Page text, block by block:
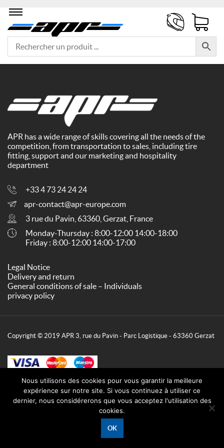
APR has a wide range of skills covering all the needs of the
competition, from transportation to sales, including tire
fitting, support and our marketing and hospitality
department
+33 4 73 24 24 24
apr-contact@apr-europe.com
3 rue du Pavin, 63360, Gerzat, France
Monday-Thursday : 8:00-12:00 14:00-18:00
Friday : 8:00-12:00 14:00-17:00
Legal Notice
Delivery and return
General conditions of sale – Individuals
privacy policy
Copyright © 2019 APR 3, rue du Pavin - Parc Logistique - 63360 Gerzat
Nous utilisons des cookies pour vous garantir la meilleure
expérience sur notre site. Si vous continuez à utiliser ce
dernier, nous considérerons que vous acceptez l'utilisation des
cookies.
OK